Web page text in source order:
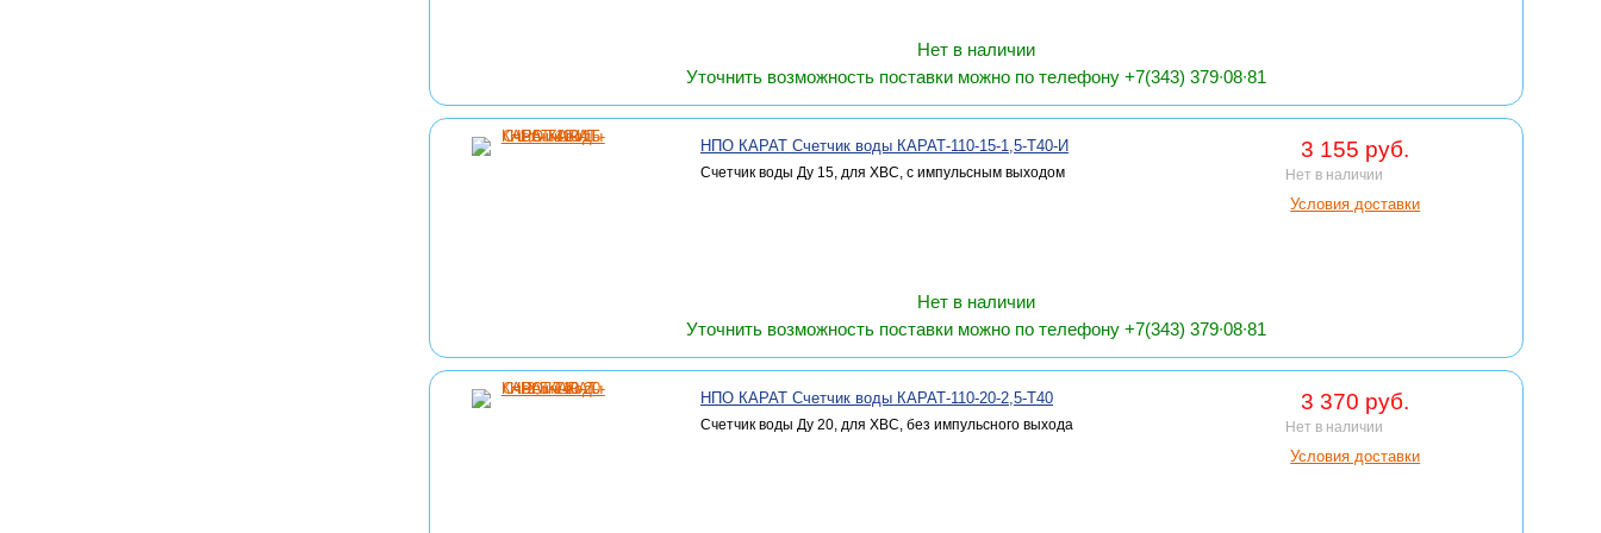
Нет в наличии
Уточнить возможность поставки можно по телефону +7(343) 379∙08∙81
НПО КАРАТ Счетчик воды КАРАТ-110-15-1,5-Т40-И
Счетчик воды Ду 15, для ХВС, с импульсным выходом
3 155 руб.
Нет в наличии
Условия доставки
Нет в наличии
Уточнить возможность поставки можно по телефону +7(343) 379∙08∙81
НПО КАРАТ Счетчик воды КАРАТ-110-20-2,5-Т40
Счетчик воды Ду 20, для ХВС, без импульсного выхода
3 370 руб.
Нет в наличии
Условия доставки